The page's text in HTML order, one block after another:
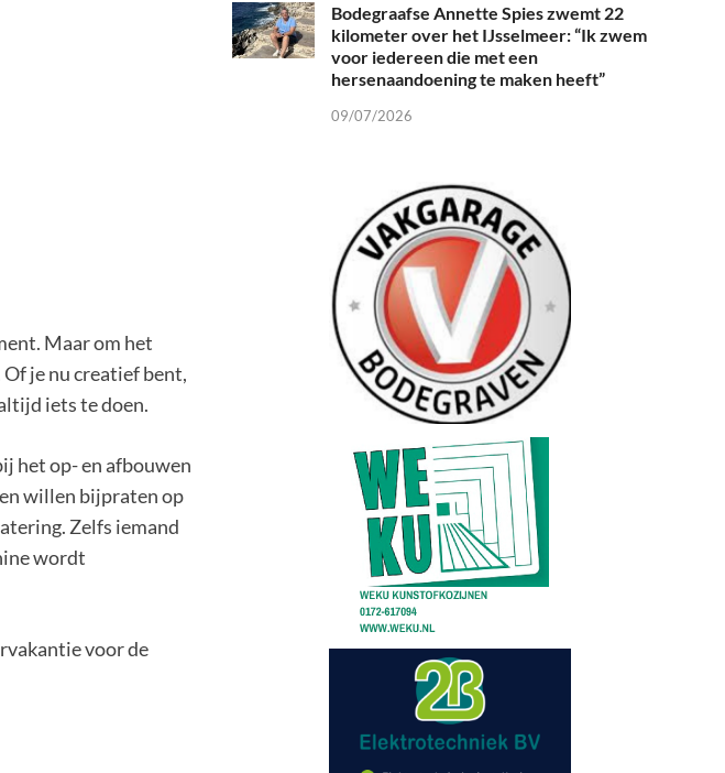
Maar om het
je nu creatief bent,
iets te doen.
het op- en afbouwen
willen bijpraten op
Zelfs iemand
wordt
voor de
Bodegraafse Annette Spies zwemt 22
kilometer over het IJsselmeer: “Ik zwem
voor iedereen die met een
hersenaandoening te maken heeft”
09/07/2026